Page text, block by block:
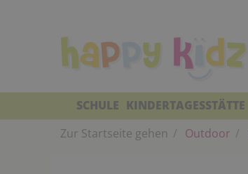
SCHULE KINDERTAGESSTÄTTE
Zur Startseite gehen
Outdoor